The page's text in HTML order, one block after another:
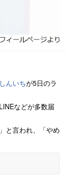
んいちが5日のラ
などが多数届
と言われ、「やめ